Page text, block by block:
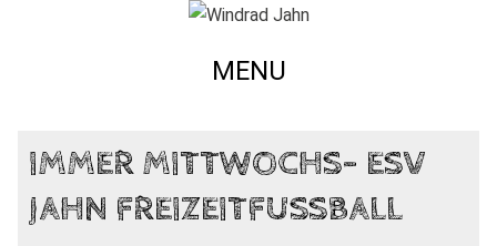
MENU
IMMER MITTWOCHS- ESV
JAHN FREIZEITFUSSBALL